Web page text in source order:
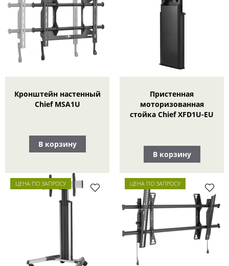
Кронштейн настенный
Chief MSA1U
В корзину
Пристенная
моторизованная
стойка Chief XFD1U-EU
В корзину
ЦЕНА ПО ЗАПРОСУ ЦЕНА ПО ЗАПРОСУ